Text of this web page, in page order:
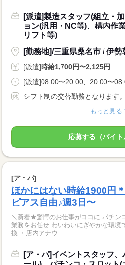
[派遣]製造スタッフ(組立・
ョン(汎用・NC等)、構内作
リフト等)
[勤務地]/三重県桑名市 / 伊勢
[派遣]時給1,700円〜2,125円
[派遣]08:00〜20:00、20:00〜
もっと見る
応募する（バイト
[ア・パ]
ほかにはない時給1900円
ピアス自由♪週3日〜
＼新着★驚愕のお仕事がココに パチン
業務をお任せ わいわいにぎやかな環境
換 ・店内アナウ...
[ア・パ]イベントスタッフ